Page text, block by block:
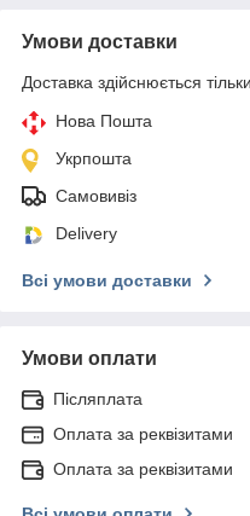
Умови доставки
Доставка здійснюється
Нова Пошта
Укрпошта
Самовивіз
Delivery
Всі умови доставки
Умови оплати
Післяплата
Оплата за реквізитами
Оплата за реквізитами